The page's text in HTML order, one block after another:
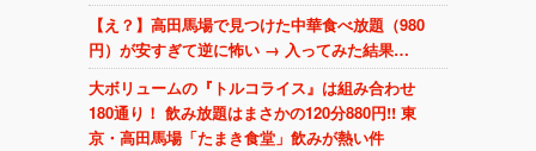
【え？】高田馬場で見つけた中華食べ放題（980
円）が安すぎて逆に怖い → 入ってみた結果…
大ボリュームの『トルコライス』は組み合わせ
180通り！ 飲み放題はまさかの120分880円!! 東
京・高田馬場「たまき食堂」飲みが熱い件